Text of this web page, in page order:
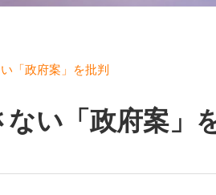
「政府案」を批判
い「政府案」